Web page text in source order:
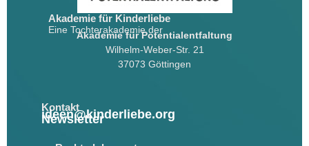
Akademie für Kinderliebe
Eine Tochterakademie der
Akademie für Potentialentfaltung
Wilhelm-Weber-Str. 21
37073 Göttingen
Kontakt
ideen@kinderliebe.org
Newsletter